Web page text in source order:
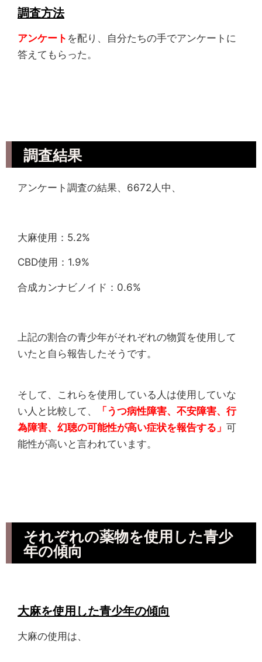
調査方法
アンケート を配り、自分たちの手でアンケートに
答えてもらった。
調査結果
アンケート調査の結果、6672人中、
大麻使用：5.2%
CBD使用：1.9%
合成カンナビノイド：0.6%
上記の割合の青少年がそれぞれの物質を使用して
いたと自ら報告したそうです。
そして、これらを使用している人は使用していな
い人と比較して、
「うつ病性障害、不安障害、行
為障害、幻聴の可能性が高い症状を報告する」 可
能性が高いと言われています。
それぞれの薬物を使用した青少
年の傾向
大麻を使用した青少年の傾向
大麻の使用は、